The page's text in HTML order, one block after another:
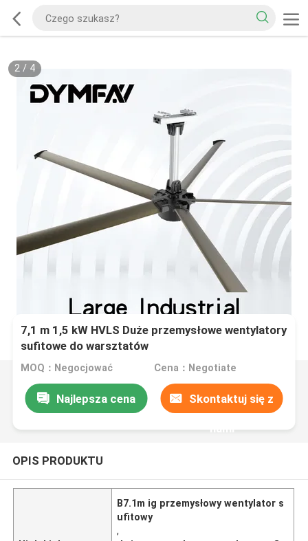
2/ 4
7,1 m 1,5 kW HVLS Duże przemysłowe wentylatory
sufitowe do warsztatów
MOQ：Negocjować Cena：Negotiate
Najlepsza cena Skontaktuj się z
nami
OPIS PRODUKTU
B7.1m ig przemysłowy wentylator s
ufitowy
,